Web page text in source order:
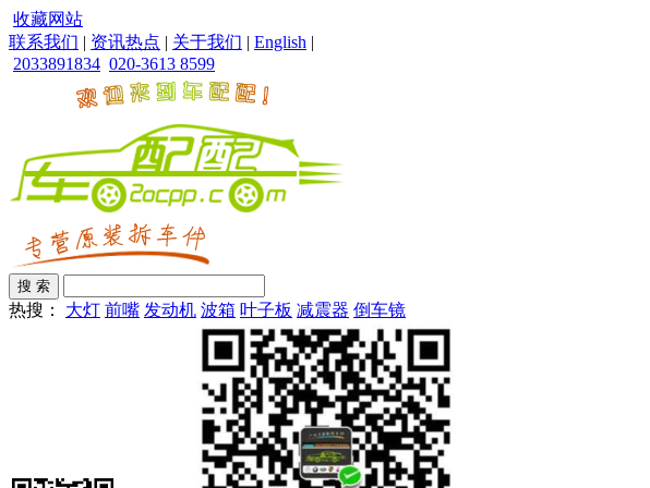
收藏网站
联系我们 | 资讯热点 | 关于我们 | English |
2033891834 020-3613 8599
热搜： 大灯 前嘴 发动机 波箱 叶子板 减震器 倒车镜